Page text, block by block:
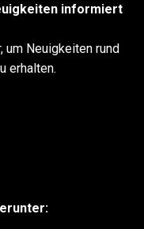
informiert
um Neuigkeiten rund
erhalten.